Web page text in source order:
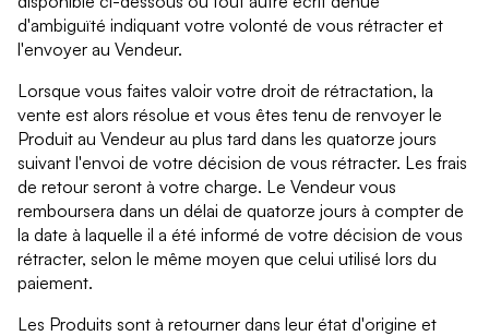
d'ambiguïté indiquant votre volonté de vous rétracter et
l'envoyer au Vendeur.
Lorsque vous faites valoir votre droit de rétractation, la
vente est alors résolue et vous êtes tenu de renvoyer le
Produit au Vendeur au plus tard dans les quatorze jours
suivant l'envoi de votre décision de vous rétracter. Les frais
de retour seront à votre charge. Le Vendeur vous
remboursera dans un délai de quatorze jours à compter de
la date à laquelle il a été informé de votre décision de vous
rétracter, selon le même moyen que celui utilisé lors du
paiement.
Les Produits sont à retourner dans leur état d'origine et